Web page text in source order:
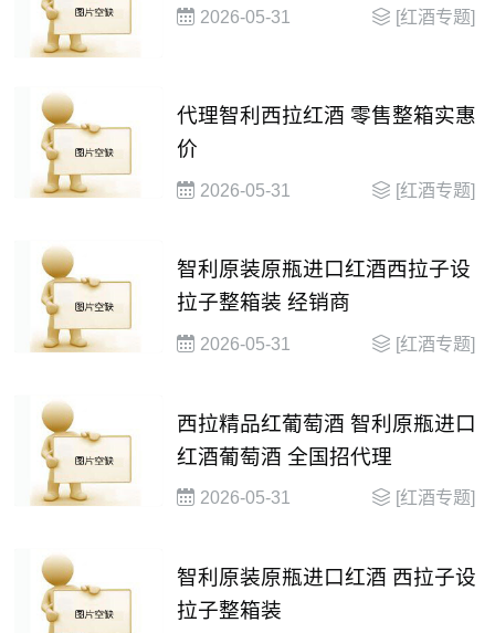
2026-05-31 [红酒专题]
代理智利西拉红酒 零售整箱实惠
价
2026-05-31 [红酒专题]
智利原装原瓶进口红酒西拉子设
拉子整箱装 经销商
2026-05-31 [红酒专题]
西拉精品红葡萄酒 智利原瓶进口
红酒葡萄酒 全国招代理
2026-05-31 [红酒专题]
智利原装原瓶进口红酒 西拉子设
拉子整箱装